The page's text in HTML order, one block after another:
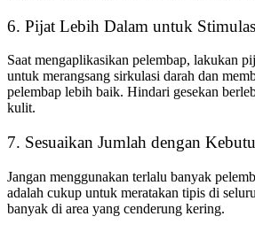
6. Pijat Lebih Dalam untuk
Saat mengaplikasikan pelembap, lakukan
untuk merangsang sirkulasi darah dan
pelembap lebih baik. Hindari gesekan
kulit.
7. Sesuaikan Jumlah dengan
Jangan menggunakan terlalu banyak
adalah cukup untuk meratakan tipis di
banyak di area yang cenderung kering.